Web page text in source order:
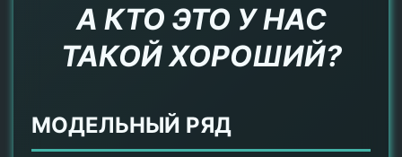
А КТО ЭТО У НАС
ТАКОЙ ХОРОШИЙ?
МОДЕЛЬНЫЙ РЯД